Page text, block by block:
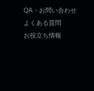
QA・お問い合わせ
よくある質問
お役立ち情報